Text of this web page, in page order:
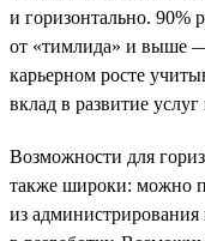
и горизонтально. 90%
от «тимлида» и выше
карьерном росте
вклад в развитие
Возможности для
также широки: можно
из администрирования